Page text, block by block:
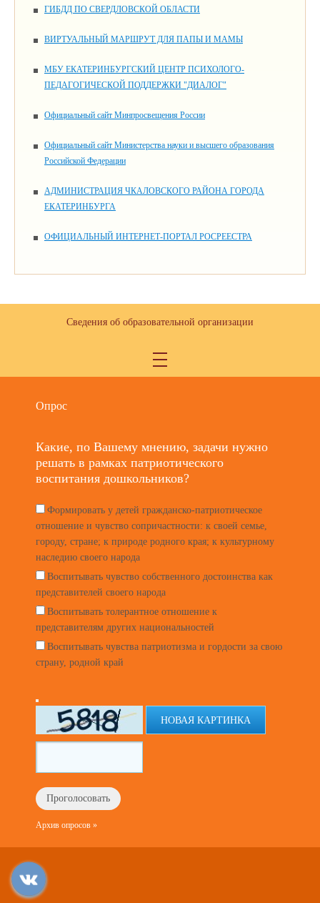
ГИБДД ПО СВЕРДЛОВСКОЙ ОБЛАСТИ
ВИРТУАЛЬНЫЙ МАРШРУТ ДЛЯ ПАПЫ И МАМЫ
МБУ ЕКАТЕРИНБУРГСКИЙ ЦЕНТР ПСИХОЛОГО-
ПЕДАГОГИЧЕСКОЙ ПОДДЕРЖКИ "ДИАЛОГ"
Официальный сайт Минпросвещения России
Официальный сайт Министерства науки и высшего образования
Российской Федерации
АДМИНИСТРАЦИЯ ЧКАЛОВСКОГО РАЙОНА ГОРОДА
ЕКАТЕРИНБУРГА
ОФИЦИАЛЬНЫЙ ИНТЕРНЕТ-ПОРТАЛ РОСРЕЕСТРА
Сведения об образовательной организации
Опрос
Какие, по Вашему мнению, задачи нужно
решать в рамках патриотического
воспитания дошкольников?
Формировать у детей гражданско-патриотическое
отношение и чувство сопричастности: к своей семье,
городу, стране; к природе родного края; к культурному
наследию своего народа
Воспитывать чувство собственного достоинства как
представителей своего народа
Воспитывать толерантное отношение к
представителям других национальностей
Воспитывать чувства патриотизма и гордости за свою
страну, родной край
НОВАЯ КАРТИНКА
Архив опросов »